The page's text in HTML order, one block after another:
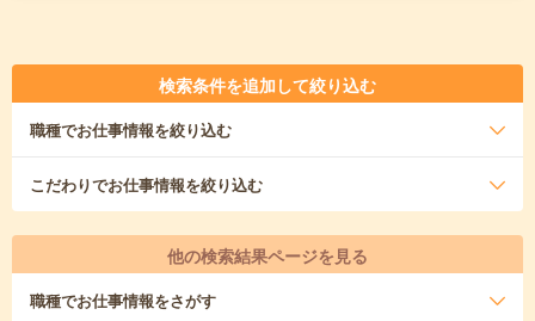
検索条件を追加して絞り込む
職種でお仕事情報を絞り込む
こだわりでお仕事情報を絞り込む
他の検索結果ページを見る
職種でお仕事情報をさがす